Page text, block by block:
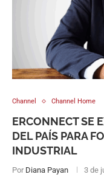
Channel Channel Home
ERCONNECT SE
DEL PAÍS PARA
INDUSTRIAL
Por Diana Payan 3 de